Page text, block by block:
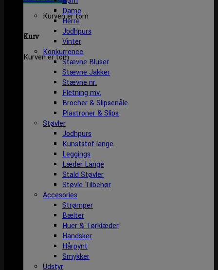
Kurven er tom
Kurv
Kurven er tom
Dame
Herre
Jodhpurs
Vinter
Konkurrence
Stævne Bluser
Stævne Jakker
Stævne nr.
Fletning mv.
Brocher & Slipsenåle
Plastroner & Slips
Støvler
Jodhpurs
Kunststof lange
Leggings
Læder Lange
Stald Støvler
Støvle Tilbehør
Accesories
Strømper
Bælter
Huer & Tørklæder
Handsker
Hårpynt
Smykker
Udstyr